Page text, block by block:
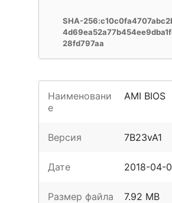
SHA-
28fd797aa
Наименовани
е
AMI BIOS
Версия 7B23vA1
Дате 2018-04-
Размер файла 7.92 MB